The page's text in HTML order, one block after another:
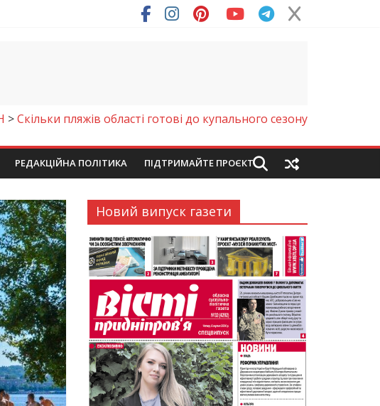
монастиря (Фото)
>Скільки пляжів області готові до купального сезону
РЕДАКЦІЙНА ПОЛІТИКА ПІДТРИМАЙТЕ ПРОЄКТ
Новий випуск газети